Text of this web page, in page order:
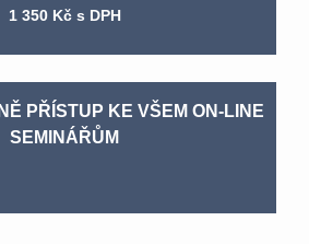
1 350 Kč s DPH
PŘÍSTUP KE VŠEM ON-LINE
SEMINÁŘŮM